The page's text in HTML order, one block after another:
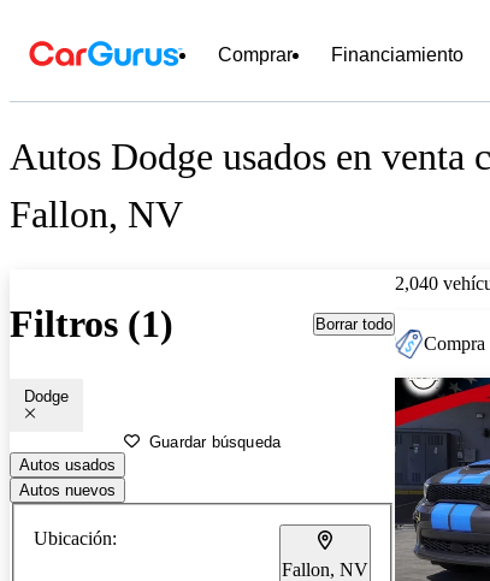
Comprar Financiamiento
Autos Dodge usados en venta
Fallon, NV
Filtros (1) Borrar todo
Dodge
Guardar búsqueda
Autos usados
Autos nuevos
Ubicación:
Fallon, NV
2,040
Compra